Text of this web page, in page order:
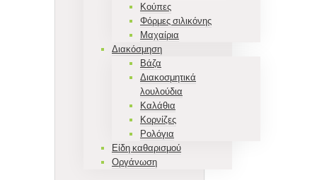
Κούπες
Φόρμες σιλικόνης
Μαχαίρια
Διακόσμηση
Βάζα
Διακοσμητικά
λουλούδια
Καλάθια
Κορνίζες
Ρολόγια
Είδη καθαρισμού
Οργάνωση